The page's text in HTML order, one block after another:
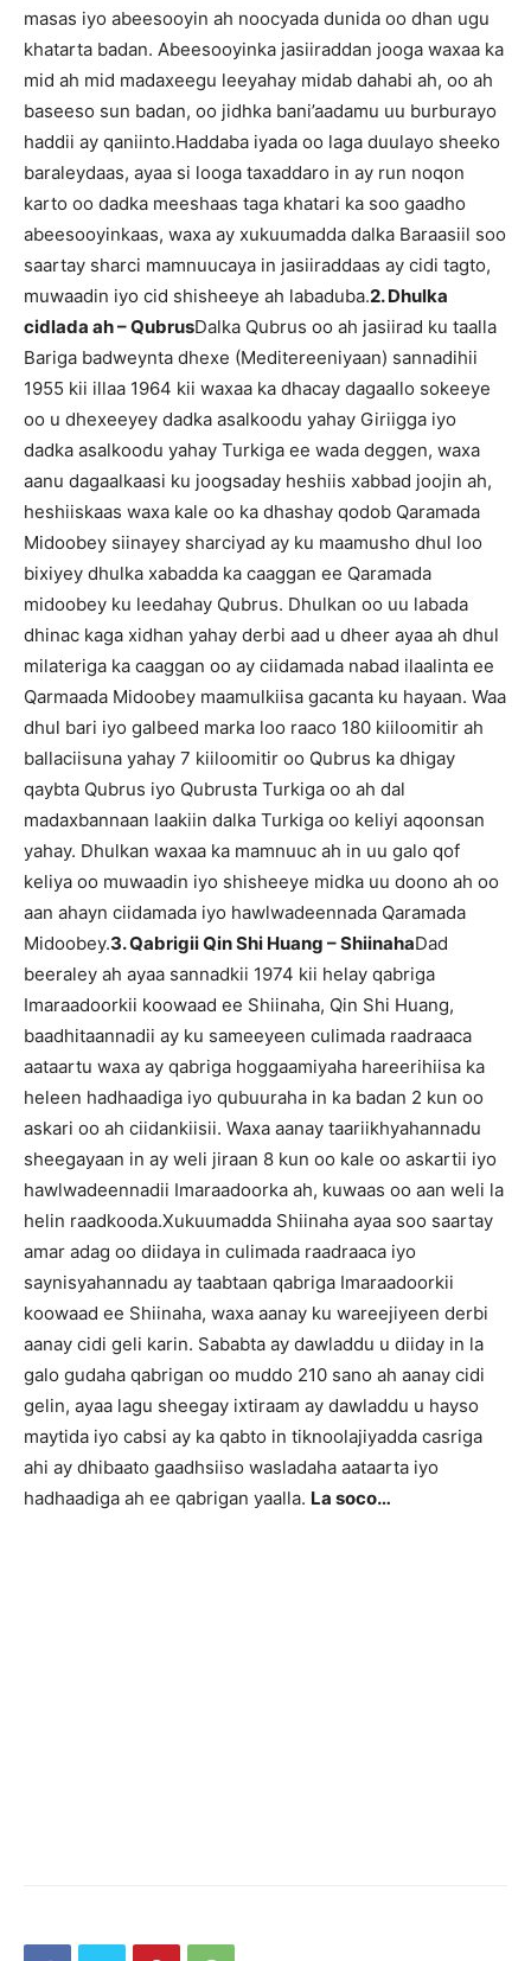
masas iyo abeesooyin ah noocyada dunida oo dhan ugu
khatarta badan. Abeesooyinka jasiiraddan jooga waxaa ka
mid ah mid madaxeegu leeyahay midab dahabi ah, oo ah
baseeso sun badan, oo jidhka bani’aadamu uu burburayo
haddii ay qaniinto.Haddaba iyada oo laga duulayo sheeko
baraleydaas, ayaa si looga taxaddaro in ay run noqon
karto oo dadka meeshaas taga khatari ka soo gaadho
abeesooyinkaas, waxa ay xukuumadda dalka Baraasiil soo
saartay sharci mamnuucaya in jasiiraddaas ay cidi tagto,
muwaadin iyo cid shisheeye ah labaduba.2. Dhulka
cidlada ah – QubrusDalka Qubrus oo ah jasiirad ku taalla
Bariga badweynta dhexe (Meditereeniyaan) sannadihii
1955 kii illaa 1964 kii waxaa ka dhacay dagaallo sokeeye
oo u dhexeeyey dadka asalkoodu yahay Giriigga iyo
dadka asalkoodu yahay Turkiga ee wada deggen, waxa
aanu dagaalkaasi ku joogsaday heshiis xabbad joojin ah,
heshiiskaas waxa kale oo ka dhashay qodob Qaramada
Midoobey siinayey sharciyad ay ku maamusho dhul loo
bixiyey dhulka xabadda ka caaggan ee Qaramada
midoobey ku leedahay Qubrus. Dhulkan oo uu labada
dhinac kaga xidhan yahay derbi aad u dheer ayaa ah dhul
milateriga ka caaggan oo ay ciidamada nabad ilaalinta ee
Qarmaada Midoobey maamulkiisa gacanta ku hayaan. Waa
dhul bari iyo galbeed marka loo raaco 180 kiiloomitir ah
ballaciisuna yahay 7 kiiloomitir oo Qubrus ka dhigay
qaybta Qubrus iyo Qubrusta Turkiga oo ah dal
madaxbannaan laakiin dalka Turkiga oo keliyi aqoonsan
yahay. Dhulkan waxaa ka mamnuuc ah in uu galo qof
keliya oo muwaadin iyo shisheeye midka uu doono ah oo
aan ahayn ciidamada iyo hawlwadeennada Qaramada
Midoobey.3. Qabrigii Qin Shi Huang – ShiinahaDad
beeraley ah ayaa sannadkii 1974 kii helay qabriga
Imaraadoorkii koowaad ee Shiinaha, Qin Shi Huang,
baadhitaannadii ay ku sameeyeen culimada raadraaca
aataartu waxa ay qabriga hoggaamiyaha hareerihiisa ka
heleen hadhaadiga iyo qubuuraha in ka badan 2 kun oo
askari oo ah ciidankiisii. Waxa aanay taariikhyahannadu
sheegayaan in ay weli jiraan 8 kun oo kale oo askartii iyo
hawlwadeennadii Imaraadoorka ah, kuwaas oo aan weli la
helin raadkooda.Xukuumadda Shiinaha ayaa soo saartay
amar adag oo diidaya in culimada raadraaca iyo
saynisyahannadu ay taabtaan qabriga Imaraadoorkii
koowaad ee Shiinaha, waxa aanay ku wareejiyeen derbi
aanay cidi geli karin. Sababta ay dawladdu u diiday in la
galo gudaha qabrigan oo muddo 210 sano ah aanay cidi
gelin, ayaa lagu sheegay ixtiraam ay dawladdu u hayso
maytida iyo cabsi ay ka qabto in tiknoolajiyadda casriga
ahi ay dhibaato gaadhsiiso wasladaha aataarta iyo
hadhaadiga ah ee qabrigan yaalla. La soco…